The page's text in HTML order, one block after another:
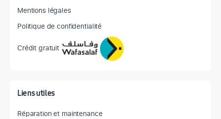
Mentions légales
Politique de confidentialité
Crédit gratuit
Liens utiles
Réparation et maintenance